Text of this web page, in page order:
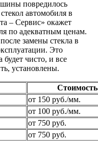
повредилось
автомобиля в
– Сервис» окажет
по адекватным ценам.
замены стекла в
Это
будет чисто, и все
установлены.
Стоимость
от 150 руб./мм.
от 100 руб./мм.
от 750 руб.
от 750 руб.